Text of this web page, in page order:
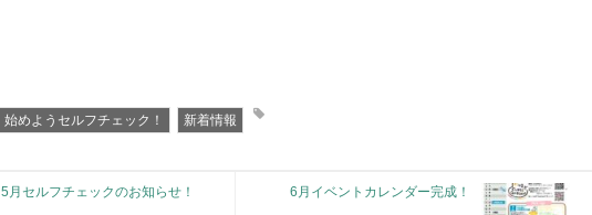
始めようセルフチェック！ 新着情報
5月セルフチェックのお知らせ！ 6月イベントカレンダー完成！